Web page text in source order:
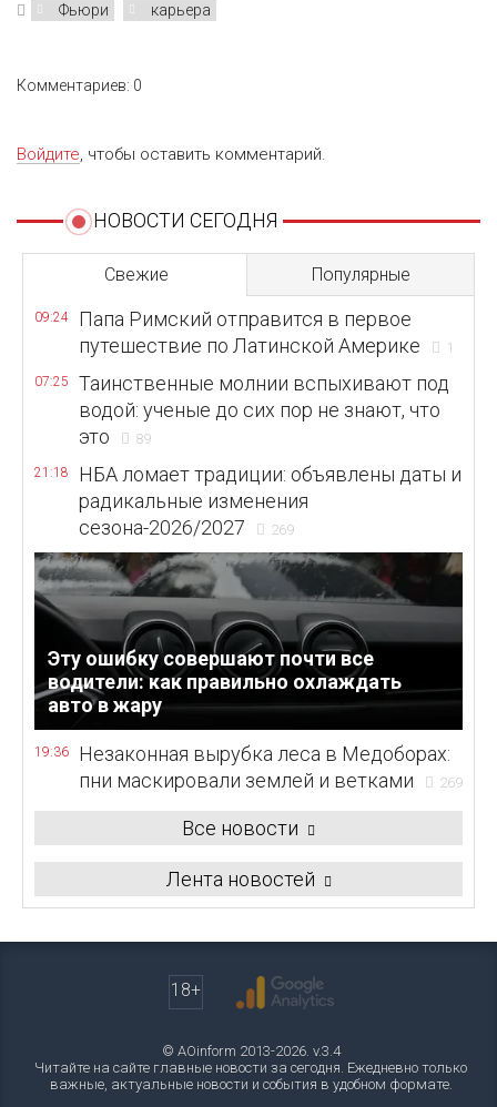
Фьюри карьера
Комментариев: 0
Войдите, чтобы оставить комментарий.
НОВОСТИ СЕГОДНЯ
Свежие Популярные
09:24
Папа Римский отправится в первое
путешествие по Латинской Америке
1
07:25
Таинственные молнии вспыхивают под
водой: ученые до сих пор не знают, что
это
89
21:18
НБА ломает традиции: объявлены даты и
радикальные изменения
сезона-2026/2027
269
Эту ошибку совершают почти все
водители: как правильно охлаждать
авто в жару
19:36
Незаконная вырубка леса в Медоборах:
пни маскировали землей и ветками
269
Все новости
Лента новостей
18+
© AOinform 2013-2026. v.3.4
Читайте на сайте главные новости за сегодня. Ежедневно только
важные, актуальные новости и события в удобном формате.